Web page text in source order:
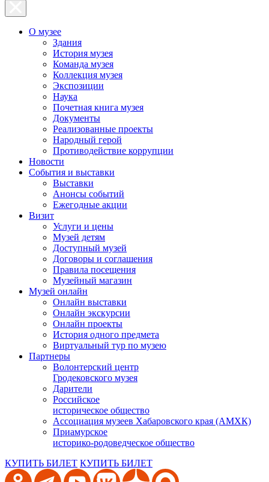
О музее
Здания
История музея
Команда музея
Коллекция музея
Экспозиции
Наука
Почетная книга музея
Документы
Реализованные проекты
Народный герой
Противодействие коррупции
Новости
События и выставки
Выставки
Анонсы событий
Ежегодные акции
Визит
Услуги и цены
Музей детям
Доступный музей
Договоры и соглашения
Правила посещения
Музейный магазин
Музей онлайн
Онлайн выставки
Онлайн экскурсии
Онлайн проекты
История одного предмета
Виртуальный тур по музею
Партнеры
Волонтерский центр
Гродековского музея
Дарители
Российское
историческое общество
Ассоциация музеев Хабаровского края (АМХК)
Приамурское
историко-родоведческое общество
КУПИТЬ БИЛЕТ КУПИТЬ БИЛЕТ